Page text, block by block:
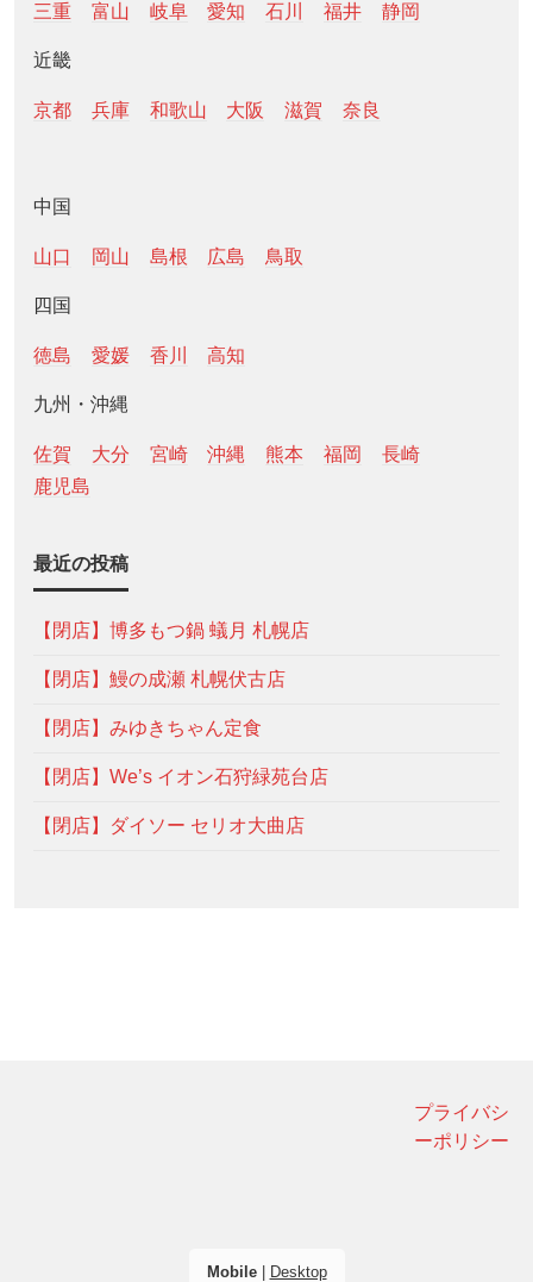
三重 富山 岐阜 愛知 石川 福井 静岡
近畿
京都 兵庫 和歌山 大阪 滋賀 奈良
中国
山口 岡山 島根 広島 鳥取
四国
徳島 愛媛 香川 高知
九州・沖縄
佐賀 大分 宮崎 沖縄 熊本 福岡
長崎
鹿児島
最近の投稿
【閉店】博多もつ鍋 蟻月 札幌店
【閉店】鰻の成瀬 札幌伏古店
【閉店】みゆきちゃん定食
【閉店】We’s イオン石狩緑苑台店
【閉店】ダイソー セリオ大曲店
プライバシ
ーポリシー
Mobile| Desktop